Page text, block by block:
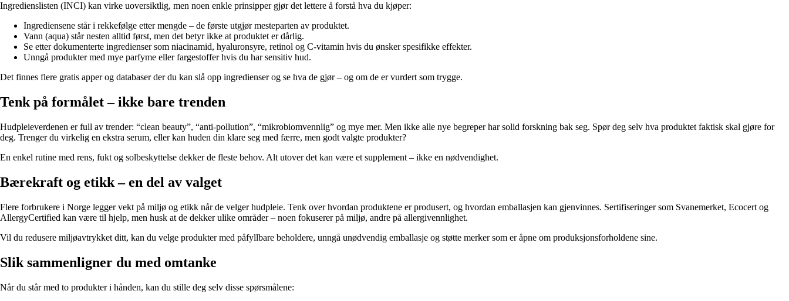
Ingredienslisten (INCI) kan virke uoversiktlig, men noen enkle prinsipper gjør det lettere å forstå hva du kjøper:
Ingrediensene står i rekkefølge etter mengde – de første utgjør mesteparten av produktet.
Vann (aqua) står nesten alltid først, men det betyr ikke at produktet er dårlig.
Se etter dokumenterte ingredienser som niacinamid, hyaluronsyre, retinol og C-vitamin hvis du ønsker spesifikke effekter.
Unngå produkter med mye parfyme eller fargestoffer hvis du har sensitiv hud.
Det finnes flere gratis apper og databaser der du kan slå opp ingredienser og se hva de gjør – og om de er vurdert som trygge.
Tenk på formålet – ikke bare trenden
Hudpleieverdenen er full av trender: “clean beauty”, “anti-pollution”, “mikrobiomvennlig” og mye mer. Men ikke alle nye begreper har solid forskning bak seg. Spør deg selv hva produktet faktisk skal gjøre for
deg. Trenger du virkelig en ekstra serum, eller kan huden din klare seg med færre, men godt valgte produkter?
En enkel rutine med rens, fukt og solbeskyttelse dekker de fleste behov. Alt utover det kan være et supplement – ikke en nødvendighet.
Bærekraft og etikk – en del av valget
Flere forbrukere i Norge legger vekt på miljø og etikk når de velger hudpleie. Tenk over hvordan produktene er produsert, og hvordan emballasjen kan gjenvinnes. Sertifiseringer som Svanemerket, Ecocert og
AllergyCertified kan være til hjelp, men husk at de dekker ulike områder – noen fokuserer på miljø, andre på allergivennlighet.
Vil du redusere miljøavtrykket ditt, kan du velge produkter med påfyllbare beholdere, unngå unødvendig emballasje og støtte merker som er åpne om produksjonsforholdene sine.
Slik sammenligner du med omtanke
Når du står med to produkter i hånden, kan du stille deg selv disse spørsmålene: